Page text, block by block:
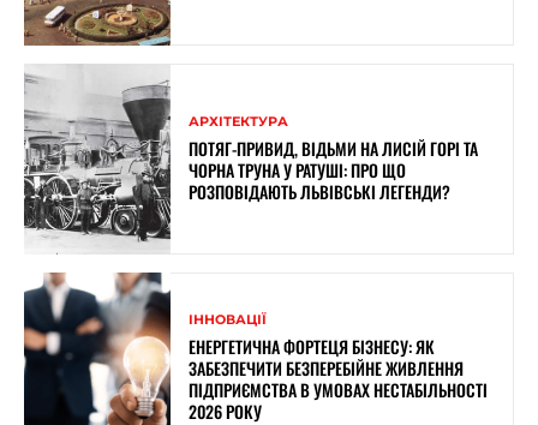
АРХІТЕКТУРА
ПОТЯГ-ПРИВИД, ВІДЬМИ НА ЛИСІЙ ГОРІ ТА
ЧОРНА ТРУНА У РАТУШІ: ПРО ЩО
РОЗПОВІДАЮТЬ ЛЬВІВСЬКІ ЛЕГЕНДИ?
ІННОВАЦІЇ
ЕНЕРГЕТИЧНА ФОРТЕЦЯ БІЗНЕСУ: ЯК
ЗАБЕЗПЕЧИТИ БЕЗПЕРЕБІЙНЕ ЖИВЛЕННЯ
ПІДПРИЄМСТВА В УМОВАХ НЕСТАБІЛЬНОСТІ
2026 РОКУ